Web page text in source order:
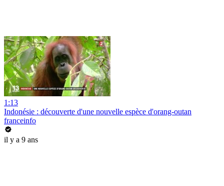
1:13
Indonésie : découverte d'une nouvelle espèce d'orang-outan
franceinfo
il y a 9 ans